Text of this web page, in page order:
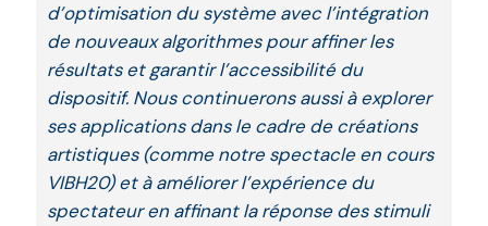
d’optimisation du système avec l’intégration
de nouveaux algorithmes pour affiner les
résultats et garantir l’accessibilité du
dispositif. Nous continuerons aussi à explorer
ses applications dans le cadre de créations
artistiques (comme notre spectacle en cours
VIBH20) et à améliorer l’expérience du
spectateur en affinant la réponse des stimuli